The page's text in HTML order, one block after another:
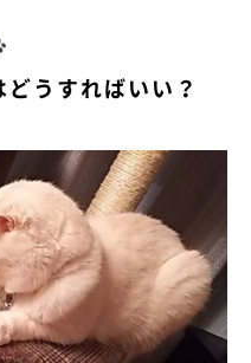
うすればいい？